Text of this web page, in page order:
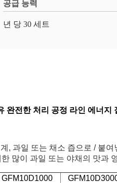
공급 능력
년 당 30 세트
완전한 처리 공정 라인 에너지
, 과일 또는 채소 즙으로 / 붙
많이 과일 또는 야채의 맛과
GFM10D1000